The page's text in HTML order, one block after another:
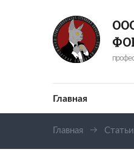
Главная
Главная Статьи